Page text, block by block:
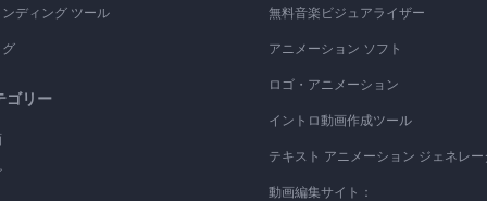
ディング ツール
ゴリー
無料音楽ビジュアライザー
アニメーション ソフト
ロゴ・アニメーション
イントロ動画作成ツール
テキスト アニメーション ジェネレー
動画編集サイト：